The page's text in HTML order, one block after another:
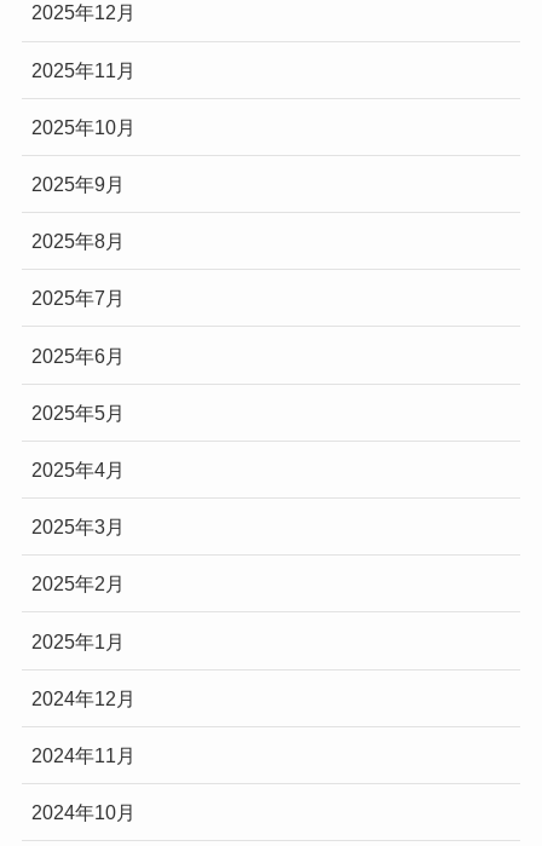
2025年12月
2025年11月
2025年10月
2025年9月
2025年8月
2025年7月
2025年6月
2025年5月
2025年4月
2025年3月
2025年2月
2025年1月
2024年12月
2024年11月
2024年10月